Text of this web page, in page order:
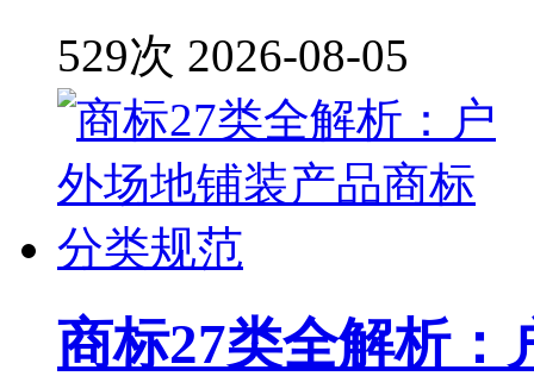
529次 2026-08-05
商标27类全解析：